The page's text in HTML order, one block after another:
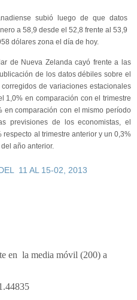
subió luego de que datos
a 58,9 desde el 52,8 frente al 53,9
dólares zona el día de hoy.
de Nueva Zelanda cayó frente a las
de los datos débiles sobre el
de variaciones estacionales
1,0% en comparación con el trimestre
en comparación con el mismo período
previsiones de los economistas, el
al trimestre anterior y un 0,3%
año anterior.
11 AL 15-02, 2013
en la media móvil (200) a